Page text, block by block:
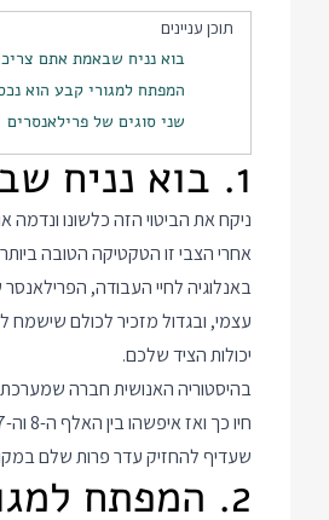
תוכן עניינים
בוא נניח שבאמת אתם
המפתח למגורי קבע הוא
שני סוגים של פרילאנסרים
1. בוא נניח שבאמת אתם צריכים לתפוס לקוחות
ניקח את הביטוי הזה כלשונו
אחרי הצבי זו הטקטיקה הטובה
באנלוגיה לחיי העבודה,
עצמי, ובגדול מזכיר לכולם
יכולות הציד שלכם.
בהיסטוריה האנושית חברה
שעדיף להחזיק עדר פרות שלם
2. המפתח למגורי קבע הוא נכסים